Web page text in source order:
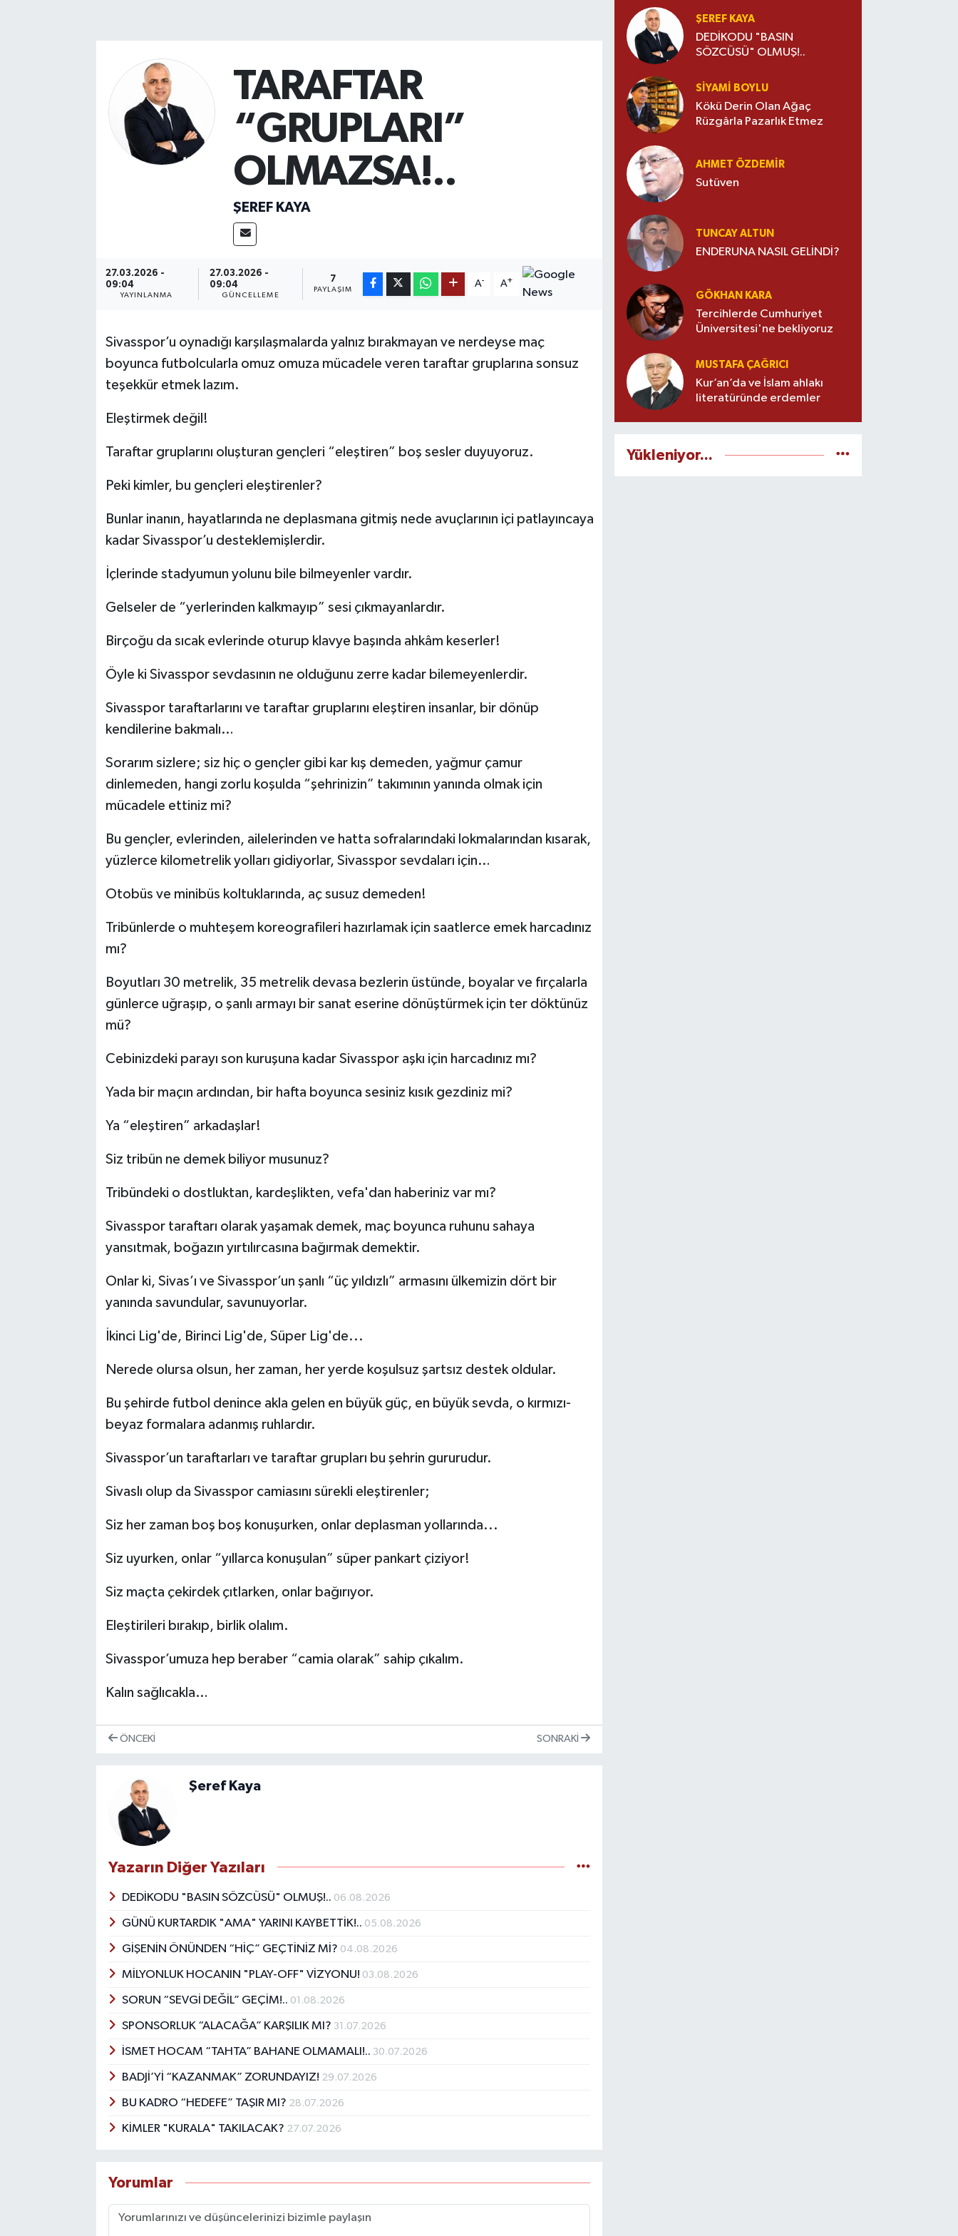
TARAFTAR
“GRUPLARI”
OLMAZSA!..
ŞEREF KAYA
27.03.2026 -
09:04
YAYINLANMA
27.03.2026 -
09:04
GÜNCELLEME
7
PAYLAŞIM
A- A+
Sivasspor’u oynadığı karşılaşmalarda yalnız bırakmayan ve nerdeyse maç
boyunca futbolcularla omuz omuza mücadele veren taraftar gruplarına sonsuz
teşekkür etmek lazım.
Eleştirmek değil!
Taraftar gruplarını oluşturan gençleri “eleştiren” boş sesler duyuyoruz.
Peki kimler, bu gençleri eleştirenler?
Bunlar inanın, hayatlarında ne deplasmana gitmiş nede avuçlarının içi patlayıncaya
kadar Sivasspor’u desteklemişlerdir.
İçlerinde stadyumun yolunu bile bilmeyenler vardır.
Gelseler de “yerlerinden kalkmayıp” sesi çıkmayanlardır.
Birçoğu da sıcak evlerinde oturup klavye başında ahkâm keserler!
Öyle ki Sivasspor sevdasının ne olduğunu zerre kadar bilemeyenlerdir.
Sivasspor taraftarlarını ve taraftar gruplarını eleştiren insanlar, bir dönüp
kendilerine bakmalı…
Sorarım sizlere; siz hiç o gençler gibi kar kış demeden, yağmur çamur
dinlemeden, hangi zorlu koşulda “şehrinizin” takımının yanında olmak için
mücadele ettiniz mi?
Bu gençler, evlerinden, ailelerinden ve hatta sofralarındaki lokmalarından kısarak,
yüzlerce kilometrelik yolları gidiyorlar, Sivasspor sevdaları için…
Otobüs ve minibüs koltuklarında, aç susuz demeden!
Tribünlerde o muhteşem koreografileri hazırlamak için saatlerce emek harcadınız
mı?
Boyutları 30 metrelik, 35 metrelik devasa bezlerin üstünde, boyalar ve fırçalarla
günlerce uğraşıp, o şanlı armayı bir sanat eserine dönüştürmek için ter döktünüz
mü?
Cebinizdeki parayı son kuruşuna kadar Sivasspor aşkı için harcadınız mı?
Yada bir maçın ardından, bir hafta boyunca sesiniz kısık gezdiniz mi?
Ya “eleştiren” arkadaşlar!
Siz tribün ne demek biliyor musunuz?
Tribündeki o dostluktan, kardeşlikten, vefa'dan haberiniz var mı?
Sivasspor taraftarı olarak yaşamak demek, maç boyunca ruhunu sahaya
yansıtmak, boğazın yırtılırcasına bağırmak demektir.
Onlar ki, Sivas’ı ve Sivasspor’un şanlı “üç yıldızlı” armasını ülkemizin dört bir
yanında savundular, savunuyorlar.
İkinci Lig'de, Birinci Lig'de, Süper Lig'de...
Nerede olursa olsun, her zaman, her yerde koşulsuz şartsız destek oldular.
Bu şehirde futbol denince akla gelen en büyük güç, en büyük sevda, o kırmızı-
beyaz formalara adanmış ruhlardır.
Sivasspor’un taraftarları ve taraftar grupları bu şehrin gururudur.
Sivaslı olup da Sivasspor camiasını sürekli eleştirenler;
Siz her zaman boş boş konuşurken, onlar deplasman yollarında...
Siz uyurken, onlar “yıllarca konuşulan” süper pankart çiziyor!
Siz maçta çekirdek çıtlarken, onlar bağırıyor.
Eleştirileri bırakıp, birlik olalım.
Sivasspor’umuza hep beraber “camia olarak” sahip çıkalım.
Kalın sağlıcakla…
ÖNCEKI SONRAKI
Şeref Kaya
Yazarın Diğer Yazıları
DEDİKODU "BASIN SÖZCÜSÜ" OLMUŞ!.. 06.08.2026
GÜNÜ KURTARDIK "AMA" YARINI KAYBETTİK!.. 05.08.2026
GİŞENİN ÖNÜNDEN “HİÇ” GEÇTİNİZ Mİ? 04.08.2026
MİLYONLUK HOCANIN "PLAY-OFF" VİZYONU! 03.08.2026
SORUN “SEVGİ DEĞİL” GEÇİM!.. 01.08.2026
SPONSORLUK “ALACAĞA” KARŞILIK MI? 31.07.2026
İSMET HOCAM “TAHTA” BAHANE OLMAMALI!.. 30.07.2026
BADJİ’Yİ “KAZANMAK” ZORUNDAYIZ! 29.07.2026
BU KADRO “HEDEFE” TAŞIR MI? 28.07.2026
KİMLER "KURALA" TAKILACAK? 27.07.2026
Yorumlar
ŞEREF KAYA
DEDİKODU "BASIN
SÖZCÜSÜ" OLMUŞ!..
SIYAMI BOYLU
Kökü Derin Olan Ağaç
Rüzgârla Pazarlık Etmez
AHMET ÖZDEMIR
Sutüven
TUNCAY ALTUN
ENDERUNA NASIL GELİNDİ?
GÖKHAN KARA
Tercihlerde Cumhuriyet
Üniversitesi'ne bekliyoruz
MUSTAFA ÇAĞRICI
Kur’an’da ve İslam ahlakı
literatüründe erdemler
Yükleniyor...
RESMİ İLANLAR